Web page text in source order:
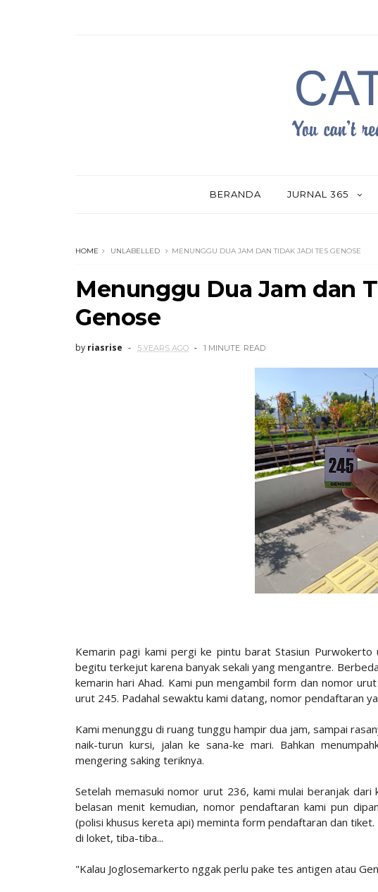
BERANDA JURNAL 365
HOME UNLABELLED MENUNGGU DUA JAM DAN TIDAK JADI TES GENOSE
Menunggu Dua Jam dan
Genose
by riasrise 5 YEARS AGO 1 MINUTE READ
Kemarin pagi kami pergi ke pintu barat Stasiun Purwokerto
begitu terkejut karena banyak sekali yang mengantre.
kemarin hari Ahad. Kami pun mengambil form dan nomor
urut 245. Padahal sewaktu kami datang, nomor pendaftaran
Kami menunggu di ruang tunggu hampir dua jam, sampai
naik-turun kursi, jalan ke sana-ke mari. Bahkan
mengering saking teriknya.
Setelah memasuki nomor urut 236, kami mulai beranjak
belasan menit kemudian, nomor pendaftaran kami pun
(polisi khusus kereta api) meminta form pendaftaran dan
di loket, tiba-tiba...
"Kalau Joglosemarkerto nggak perlu pake tes antigen atau